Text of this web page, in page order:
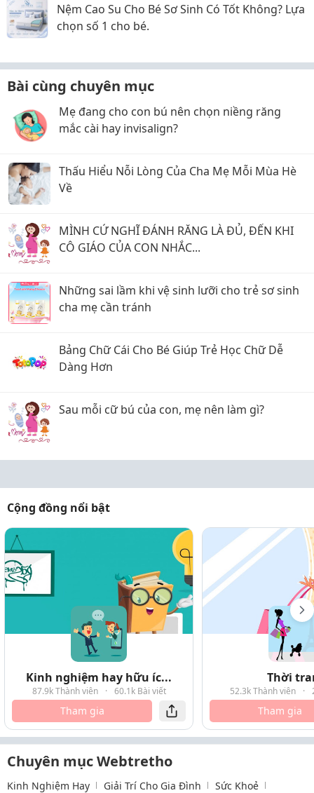
Nệm Cao Su Cho Bé Sơ Sinh Có Tốt Không? Lựa
chọn số 1 cho bé.
Bài cùng chuyên mục
Mẹ đang cho con bú nên chọn niềng răng
mắc cài hay invisalign?
Thấu Hiểu Nỗi Lòng Của Cha Mẹ Mỗi Mùa Hè
Về
MÌNH CỨ NGHĨ ĐÁNH RĂNG LÀ ĐỦ, ĐẾN KHI
CÔ GIÁO CỦA CON NHẮC...
Những sai lầm khi vệ sinh lưỡi cho trẻ sơ sinh
cha mẹ cần tránh
Bảng Chữ Cái Cho Bé Giúp Trẻ Học Chữ Dễ
Dàng Hơn
Sau mỗi cữ bú của con, mẹ nên làm gì?
Cộng đồng nổi bật
Kinh nghiệm hay hữu íc...
87.9k Thành viên · 60.1k Bài viết
Tham gia
Thời
52.3k Thành viên ·
Tham gia
Chuyên mục Webtretho
Kinh Nghiệm Hay Giải Trí Cho Gia Đình Sức Khoẻ